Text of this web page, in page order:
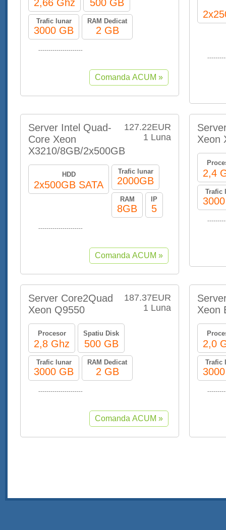
2,66 Ghz 500 GB
Trafic lunar
3000 GB
RAM Dedicat
2 GB
----------------------
127.22EUR
1 Luna
Server Intel Quad-
Core Xeon
X3210/8GB/2x500GB
HDD
2x500GB SATA
Trafic lunar
2000GB
RAM
8GB
IP
5
----------------------
Xeon
2,4
Trafic
187.37EUR
1 Luna
Server Core2Quad
Xeon Q9550
Procesor
2,8 Ghz
Spatiu Disk
500 GB
Trafic lunar
3000 GB
RAM Dedicat
2 GB
----------------------
Xeon
2,0
Trafic